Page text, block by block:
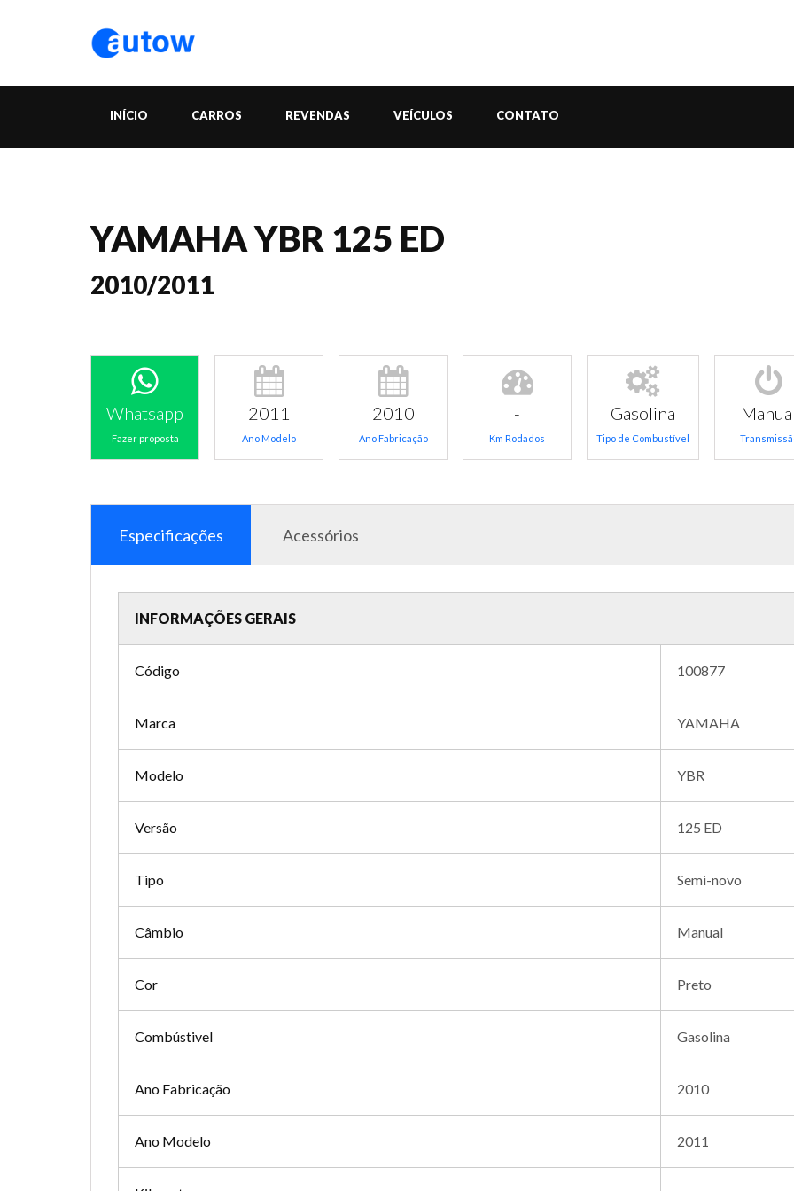
INÍCIO CARROS REVENDAS VEÍCULOS CONTATO
YAMAHA YBR 125 ED
2010/2011
Whatsapp
Fazer proposta
2011
Ano Modelo
2010
Ano Fabricação
-
Km Rodados
Gasolina
Tipo de Combustível
Especificações Acessórios
INFORMAÇÕES GERAIS
Código 100877
Marca YAMAHA
Modelo YBR
Versão 125 ED
Tipo Semi-novo
Câmbio Manual
Cor Preto
Combústivel Gasolina
Ano Fabricação 2010
Ano Modelo 2011